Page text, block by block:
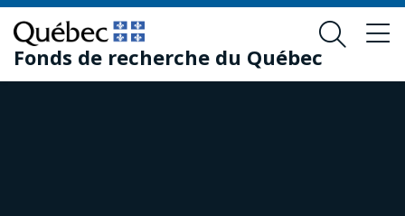
Skip
to
main
content
Skip
to
footer
Fonds de recherche du Québec